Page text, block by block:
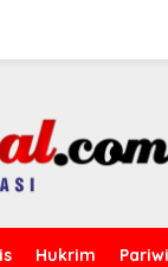
Hukrim